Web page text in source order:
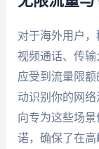
对于海外用户
视频通话、传
应受到流量限
动识别你的网
向专为这些场
诺，确保了在